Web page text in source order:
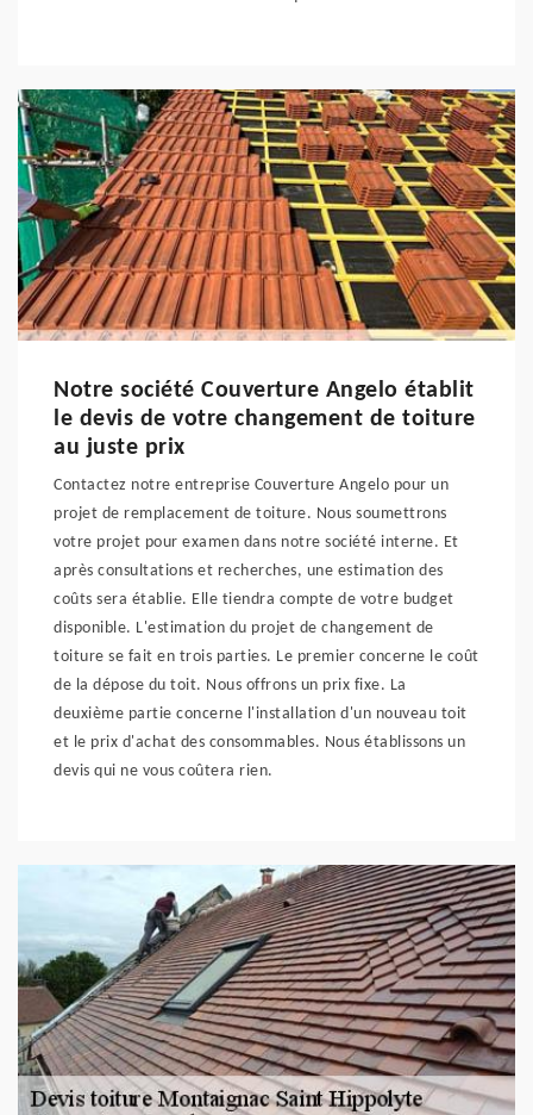
Notre société Couverture Angelo établit
le devis de votre changement de toiture
au juste prix
Contactez notre entreprise Couverture Angelo pour un
projet de remplacement de toiture. Nous soumettrons
votre projet pour examen dans notre société interne. Et
après consultations et recherches, une estimation des
coûts sera établie. Elle tiendra compte de votre budget
disponible. L'estimation du projet de changement de
toiture se fait en trois parties. Le premier concerne le coût
de la dépose du toit. Nous offrons un prix fixe. La
deuxième partie concerne l'installation d'un nouveau toit
et le prix d'achat des consommables. Nous établissons un
devis qui ne vous coûtera rien.